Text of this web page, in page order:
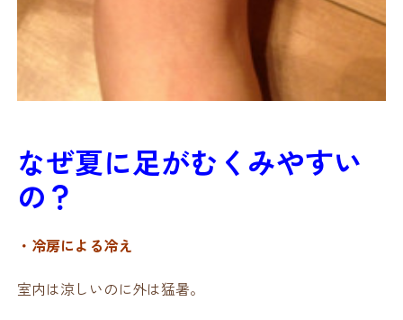
なぜ夏に足がむくみやすい
の？
・冷房による冷え
室内は涼しいのに外は猛暑。